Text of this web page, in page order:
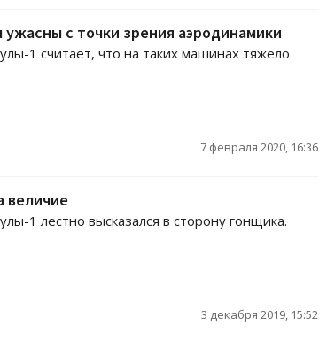
с точки зрения аэродинамики
1 считает, что на таких машинах тяжело
7 февраля 2020, 16:36
величие
1 лестно высказался в сторону гонщика.
3 декабря 2019, 15:52